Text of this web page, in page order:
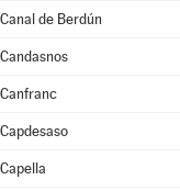
Canal de Berdún
Candasnos
Canfranc
Capdesaso
Capella